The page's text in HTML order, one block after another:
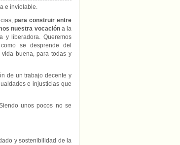
e inviolable.
para construir entre
nuestra vocación a la
y liberadora. Queremos
se desprende del
buena, para todas y
de un trabajo decente y
e injusticias que
unos pocos no se
y sostenibilidad de la